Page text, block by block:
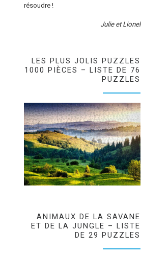
résoudre !
Julie et Lionel
LES PLUS JOLIS PUZZLES
1000 PIÈCES – LISTE DE 76
PUZZLES
ANIMAUX DE LA SAVANE
ET DE LA JUNGLE – LISTE
DE 29 PUZZLES